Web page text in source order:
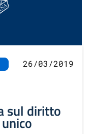
26/03/2019
sul diritto